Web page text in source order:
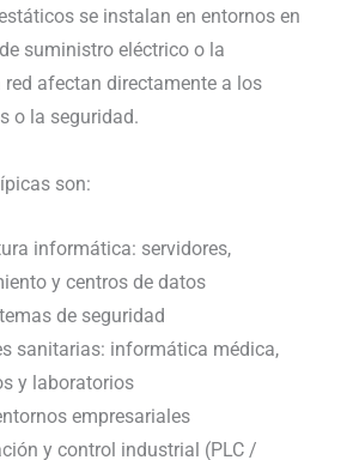
se instalan en entornos en
suministro eléctrico o la
afectan directamente a los
o la seguridad.
son:
informática: servidores,
y centros de datos
de seguridad
sanitarias: informática médica,
y laboratorios
empresariales
y control industrial (PLC /